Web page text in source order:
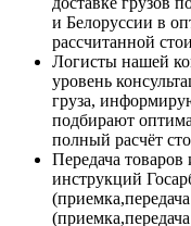
и Белоруссии в
рассчитанной
Логисты нашей
уровень
груза,
подбирают
полный расчёт
Передача товаров
инструкций